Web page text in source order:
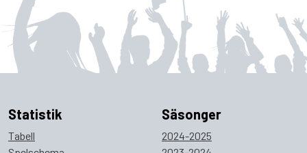
Statistik
Tabell
Säsonger
2024-2025